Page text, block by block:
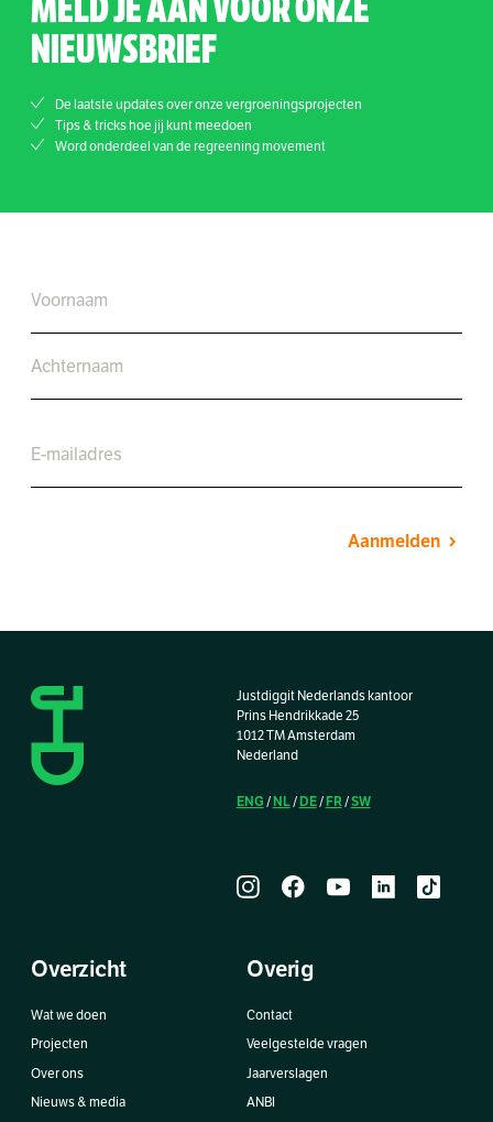
NIEUWSBRIEF
De laatste updates over onze vergroeningsprojecten
Tips & tricks hoe jij kunt meedoen
Word onderdeel van de regreening movement
Aanmelden
Justdiggit Nederlands kantoor
Prins Hendrikkade 25
1012 TM Amsterdam
Nederland
ENG / NL/ DE/ FR/SW
Overzicht
Wat we doen
Projecten
Over ons
Nieuws & media
Overig
Contact
Veelgestelde vragen
Jaarverslagen
ANBI